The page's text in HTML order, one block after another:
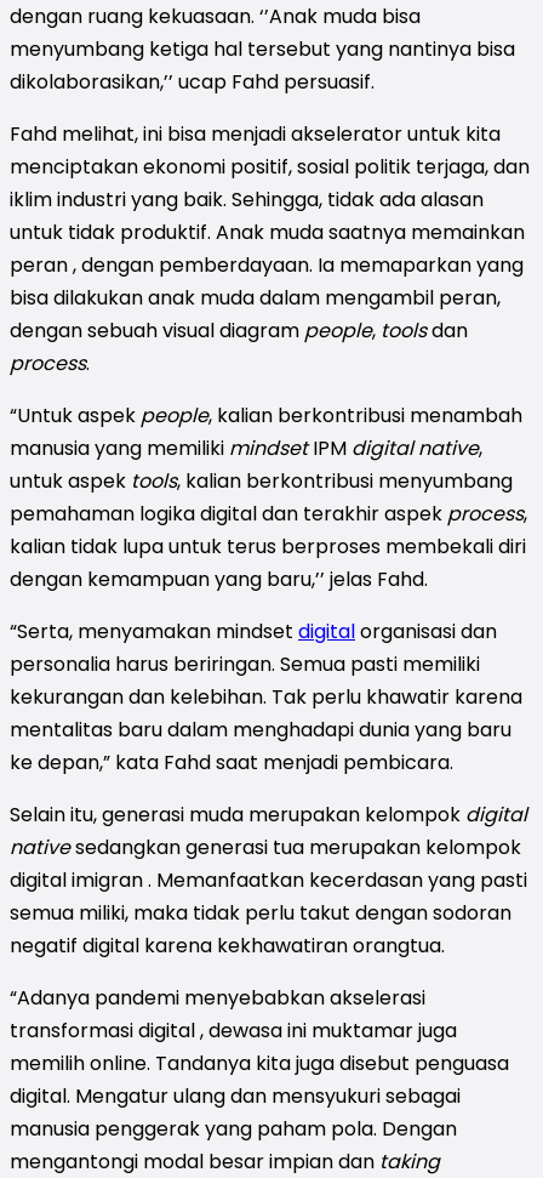
dengan ruang kekuasaan. ‘’Anak muda bisa
menyumbang ketiga hal tersebut yang nantinya bisa
dikolaborasikan,’’ ucap Fahd persuasif.
Fahd melihat, ini bisa menjadi akselerator untuk kita
menciptakan ekonomi positif, sosial politik terjaga, dan
iklim industri yang baik. Sehingga, tidak ada alasan
untuk tidak produktif. Anak muda saatnya memainkan
peran , dengan pemberdayaan. Ia memaparkan yang
bisa dilakukan anak muda dalam mengambil peran,
dengan sebuah visual diagram people, toolsdan
process.
“Untuk aspek people, kalian berkontribusi menambah
manusia yang memiliki mindsetIPM digital native,
untuk aspek tools, kalian berkontribusi menyumbang
pemahaman logika digital dan terakhir aspek process,
kalian tidak lupa untuk terus berproses membekali diri
dengan kemampuan yang baru,’’ jelas Fahd.
“Serta, menyamakan mindset digitalorganisasi dan
personalia harus beriringan. Semua pasti memiliki
kekurangan dan kelebihan. Tak perlu khawatir karena
mentalitas baru dalam menghadapi dunia yang baru
ke depan,” kata Fahd saat menjadi pembicara.
Selain itu, generasi muda merupakan kelompok digital
nativesedangkan generasi tua merupakan kelompok
digital imigran . Memanfaatkan kecerdasan yang pasti
semua miliki, maka tidak perlu takut dengan sodoran
negatif digital karena kekhawatiran orangtua.
“Adanya pandemi menyebabkan akselerasi
transformasi digital , dewasa ini muktamar juga
memilih online. Tandanya kita juga disebut penguasa
digital. Mengatur ulang dan mensyukuri sebagai
manusia penggerak yang paham pola. Dengan
mengantongi modal besar impian dan taking